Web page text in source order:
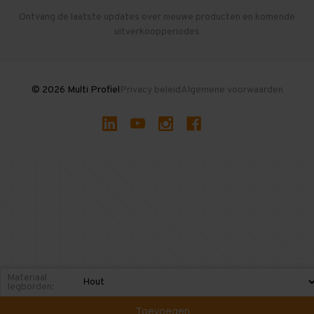
Gebruikte entresolvloeren
Ontvang de laatste updates over nieuwe producten en komende
uitverkoopperiodes
© 2026 Multi ProfielPrivacy beleidAlgemene voorwaarden
Materiaal
legborden:
Toevoegen